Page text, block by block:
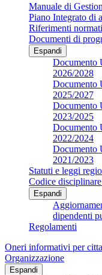
Manuale di
Piano Integrato di
Riferimenti
Documenti di
Espandi
Documento
2026/2028
Documento
2025/2027
Documento
2023/2025
Documento
2022/2024
Documento
2021/2023
Statuti e leggi
Codice
Espandi
dipendenti
Regolamenti
Oneri informativi per
Organizzazione
Espandi